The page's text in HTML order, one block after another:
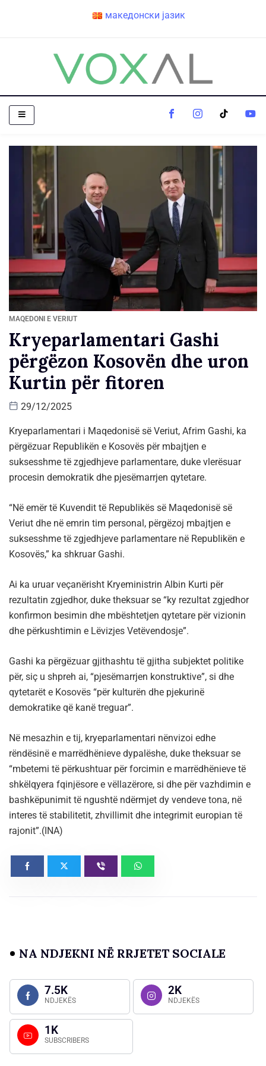
македонски јазик
MAQEDONI E VERIUT
Kryeparlamentari Gashi
përgëzon Kosovën dhe uron
Kurtin për fitoren
29/12/2025
Kryeparlamentari i Maqedonisë së Veriut, Afrim Gashi, ka
përgëzuar Republikën e Kosovës për mbajtjen e
suksesshme të zgjedhjeve parlamentare, duke vlerësuar
procesin demokratik dhe pjesëmarrjen qytetare.
“Në emër të Kuvendit të Republikës së Maqedonisë së
Veriut dhe në emrin tim personal, përgëzoj mbajtjen e
suksesshme të zgjedhjeve parlamentare në Republikën e
Kosovës,” ka shkruar Gashi.
Ai ka uruar veçanërisht Kryeministrin Albin Kurti për
rezultatin zgjedhor, duke theksuar se “ky rezultat zgjedhor
konfirmon besimin dhe mbështetjen qytetare për vizionin
dhe përkushtimin e Lëvizjes Vetëvendosje”.
Gashi ka përgëzuar gjithashtu të gjitha subjektet politike
për, siç u shpreh ai, “pjesëmarrjen konstruktive”, si dhe
qytetarët e Kosovës “për kulturën dhe pjekurinë
demokratike që kanë treguar”.
Në mesazhin e tij, kryeparlamentari nënvizoi edhe
rëndësinë e marrëdhënieve dypalëshe, duke theksuar se
“mbetemi të përkushtuar për forcimin e marrëdhënieve të
shkëlqyera fqinjësore e vëllazërore, si dhe për vazhdimin e
bashkëpunimit të ngushtë ndërmjet dy vendeve tona, në
interes të stabilitetit, zhvillimit dhe integrimit europian të
rajonit”.(INA)
NA NDJEKNI NË RRJETET SOCIALE
7.5K
NDJEKËS
2K
NDJEKËS
1K
SUBSCRIBERS